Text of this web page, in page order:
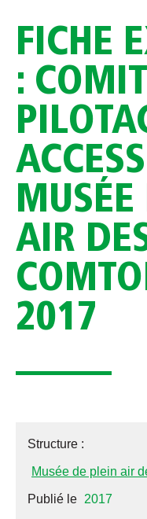
FICHE
:
MUSÉE
AIR
2017
Structure :
Musée de plein air
Publié le 2017